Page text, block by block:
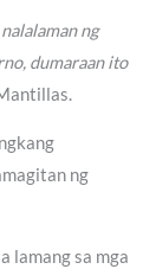
ng
dumaraan ito
ng
lamang sa mga